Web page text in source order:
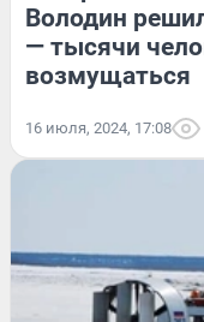
Володин
— тысячи
возмущаться
16 июля, 2024, 17:08